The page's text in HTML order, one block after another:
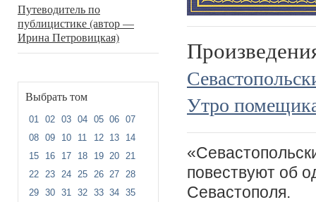
Путеводитель по
публицистике (автор —
Ирина Петровицкая)
Выбрать том
01 02 03 04 05 06
07
08 09 10 11 12 13
14
15
16 17 18 19 20
21
22
23 24 25 26 27
28
29 30 31 32 33 34
35
Утро
повествуют об
Севастополя.